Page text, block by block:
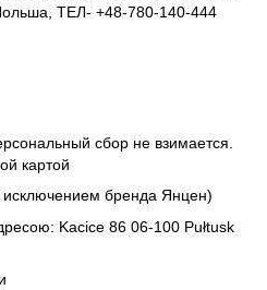
ТЕЛ- +48-780-140-444
сбор не взимается.
картой
исключением бренда Янцен)
Kacice 86 06-100 Pułtusk